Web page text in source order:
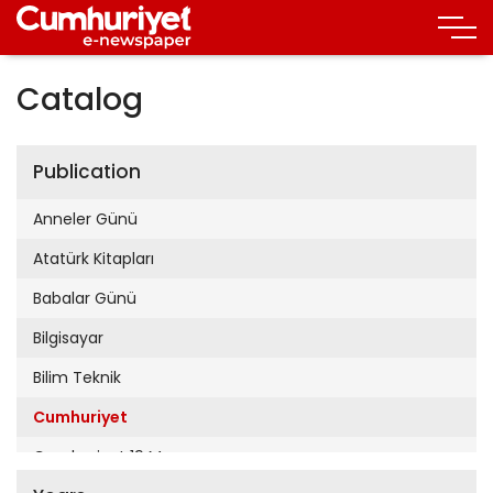
Catalog
Publication
Anneler Günü
Atatürk Kitapları
Babalar Günü
Bilgisayar
Bilim Teknik
Cumhuriyet
Cumhuriyet 19 Mayıs